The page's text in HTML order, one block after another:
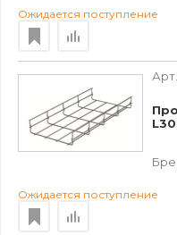
Ожидается поступление
Ожидается поступление